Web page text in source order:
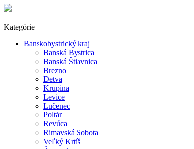
Kategórie
Banskobystrický kraj
Banská Bystrica
Banská Štiavnica
Brezno
Detva
Krupina
Levice
Lučenec
Poltár
Revúca
Rimavská Sobota
Veľký Krtíš